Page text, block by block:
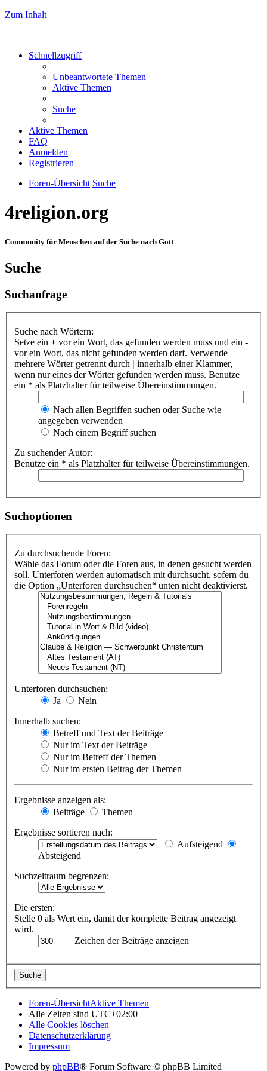
Zum Inhalt
Schnellzugriff
Unbeantwortete Themen
Aktive Themen
Suche
Aktive Themen
FAQ
Anmelden
Registrieren
Foren-Übersicht Suche
4religion.org
Community für Menschen auf der Suche nach Gott
Suche
Suchanfrage
Suche nach Wörtern:
Setze ein + vor ein Wort, das gefunden werden muss und ein -
vor ein Wort, das nicht gefunden werden darf. Verwende
mehrere Wörter getrennt durch | innerhalb einer Klammer,
wenn nur eines der Wörter gefunden werden muss. Benutze
ein * als Platzhalter für teilweise Übereinstimmungen.
Nach allen Begriffen suchen oder Suche wie
angegeben verwenden
Nach einem Begriff suchen
Zu suchender Autor:
Benutze ein * als Platzhalter für teilweise Übereinstimmungen.
Suchoptionen
Zu durchsuchende Foren:
Wähle das Forum oder die Foren aus, in denen gesucht werden
soll. Unterforen werden automatisch mit durchsucht, sofern du
die Option „Unterforen durchsuchen“ unten nicht deaktivierst.
Unterforen durchsuchen:
Ja
Nein
Innerhalb suchen:
Betreff und Text der Beiträge
Nur im Text der Beiträge
Nur im Betreff der Themen
Nur im ersten Beitrag der Themen
Ergebnisse anzeigen als:
Beiträge
Themen
Ergebnisse sortieren nach:
Aufsteigend
Absteigend
Suchzeitraum begrenzen:
Die ersten:
Stelle 0 als Wert ein, damit der komplette Beitrag angezeigt
wird.
Zeichen der Beiträge anzeigen
Foren-ÜbersichtAktive Themen
Alle Zeiten sind UTC+02:00
Alle Cookies löschen
Datenschutzerklärung
Impressum
Powered by phpBB® Forum Software © phpBB Limited